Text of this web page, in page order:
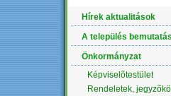
Hírek aktualitások
A település
Önkormányzat
Képviselõtestület
Rendeletek,